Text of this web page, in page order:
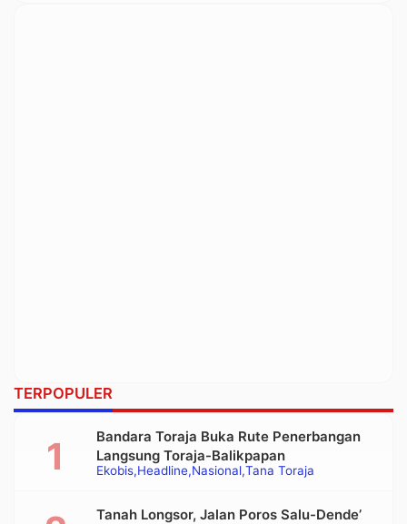
TERPOPULER
Ekobis Headline Nasional Tana Toraja
Bandara Toraja Buka Rute Penerbangan
Langsung Toraja-Balikpapan
Tanah Longsor, Jalan Poros Salu-Dende’